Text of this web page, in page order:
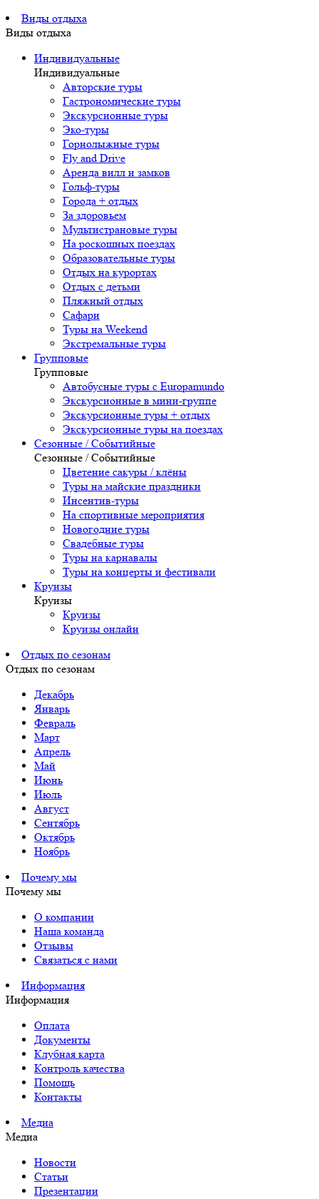
Виды отдыха
Виды отдыха
Индивидуальные
Индивидуальные
Авторские туры
Гастрономические туры
Экскурсионные туры
Эко-туры
Горнолыжные туры
Fly and Drive
Аренда вилл и замков
Гольф-туры
Города + отдых
За здоровьем
Мультистрановые туры
На роскошных поездах
Образовательные туры
Отдых на курортах
Отдых с детьми
Пляжный отдых
Сафари
Туры на Weekend
Экстремальные туры
Групповые
Групповые
Автобусные туры с Europamundo
Экскурсионные в мини-группе
Экскурсионные туры + отдых
Экскурсионные туры на поездах
Сезонные / Событийные
Сезонные / Событийные
Цветение сакуры / клёны
Туры на майские праздники
Инсентив-туры
На спортивные мероприятия
Новогодние туры
Свадебные туры
Туры на карнавалы
Туры на концерты и фестивали
Круизы
Круизы
Круизы
Круизы онлайн
Отдых по сезонам
Отдых по сезонам
Декабрь
Январь
Февраль
Март
Апрель
Май
Июнь
Июль
Август
Сентябрь
Октябрь
Ноябрь
Почему мы
Почему мы
О компании
Наша команда
Отзывы
Связаться с нами
Информация
Информация
Оплата
Документы
Клубная карта
Контроль качества
Помощь
Контакты
Медиа
Медиа
Новости
Статьи
Презентации